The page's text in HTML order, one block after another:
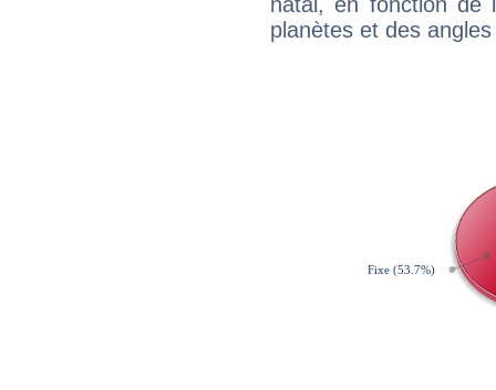
natal, en fonction de
planètes et des